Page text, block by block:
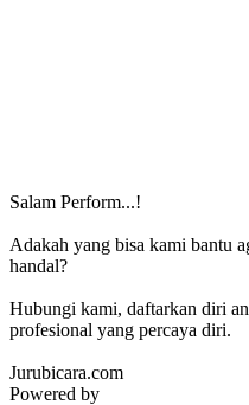
Salam Perform...!
Adakah yang bisa kami bantu
handal?
Hubungi kami, daftarkan diri
profesional yang percaya diri.
Jurubicara.com
Powered by